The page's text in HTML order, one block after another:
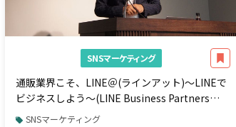
SNSマーケティング
通販業界こそ、LINE＠(ラインアット)～LINEで
ビジネスしよう～(LINE Business Partners株
式会社長福 久弘氏) ーEC-CUBE DAY 2015 ～未
SNSマーケティング